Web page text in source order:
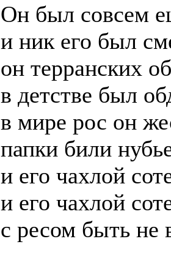
Он был совсем
и ник его был
он терранских
в детстве был
в мире рос он
папки били
и его чахлой
и его чахлой
с ресом быть не